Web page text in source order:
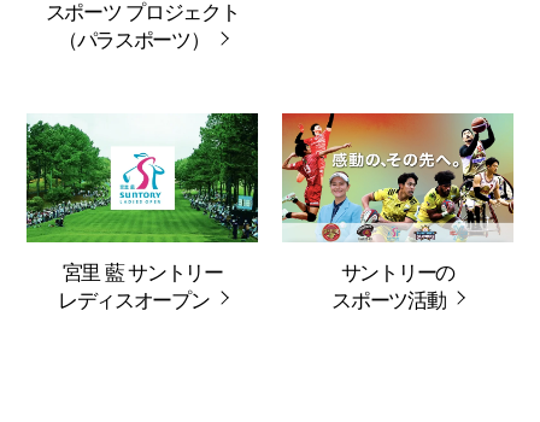
スポーツ プロジェクト
（パラスポーツ）
宮里 藍 サントリー
レディスオープン
サントリーの
スポーツ活動